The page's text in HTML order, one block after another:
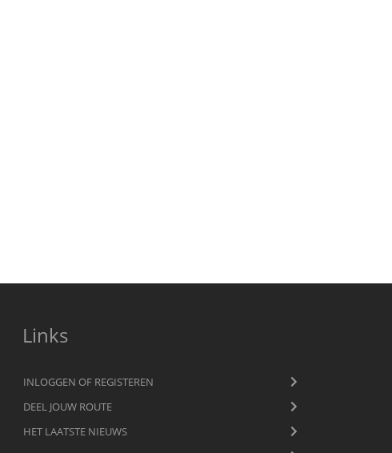
Links
INLOGGEN OF REGISTEREN
DEEL JOUW ROUTE
HET LAATSTE NIEUWS